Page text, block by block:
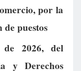
por la
de puestos
2026, del
y Derechos